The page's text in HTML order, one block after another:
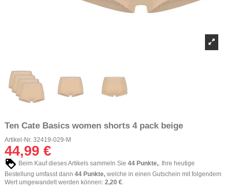
Ten Cate Basics women shorts 4 pack beige
Artikel-Nr. 32419-029-M
44,99 €
Beim Kauf dieses Artikels sammeln Sie 44 Punkte,. Ihre heutige
Bestellung umfasst dann 44 Punkte, welche in einen Gutschein mit folgendem
Wert umgewandelt werden können: 2,20 €